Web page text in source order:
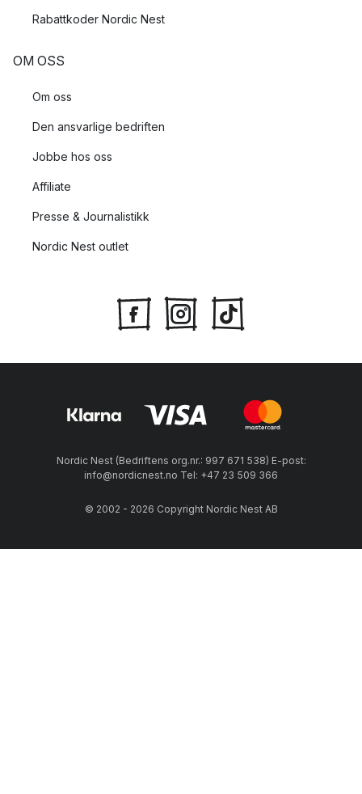
Rabattkoder Nordic Nest
OM OSS
Om oss
Den ansvarlige bedriften
Jobbe hos oss
Affiliate
Presse & Journalistikk
Nordic Nest outlet
Nordic Nest (Bedriftens org.nr.: 997 671 538) E-post:
info@nordicnest.no Tel: +47 23 509 366
© 2002 - 2026 Copyright Nordic Nest AB